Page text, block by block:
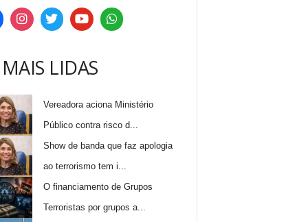
LIDAS
Vereadora aciona Ministério
Público contra risco d...
Show de banda que faz apologia
ao terrorismo tem i...
O financiamento de Grupos
Terroristas por grupos a...